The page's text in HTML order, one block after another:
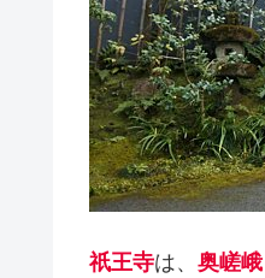
祇王寺は、 奥嵯峨